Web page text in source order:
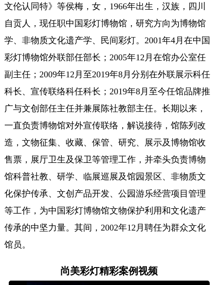
文伦认同特》等侯梅，女，1966年出生，汉族，四川
自贡人，现任职中国彩灯博物馆，研究方向为博物馆
学、非物质文化遗产学、民间彩灯。2001年4月在中国
彩灯博物馆外联部任部长；2005年12月在馆办公室任
副主任；2009年12月至2019年8月分别在外联展示科任
科长、宣传联络科任科长；2019年8月至今任馆品牌推
广与文创部任主任并兼展陈社教部主任。长期以来，
一直负责博物馆对外宣传联络，解说接待，馆陈列改
造，文物征集、收藏、保管、研究、展示及博物馆收
售票，展厅卫生及保卫等管理工作，并牵头负责博物
馆科普社教、研学、临展巡展及馆园景区、非物质文
化保护传承、文创产品开发、公园游乐经营项目管理
等工作，为中国彩灯博物馆文物保护利用和文化遗产
传承的中坚力量。其间，2002年12月聘任为群众文化
馆员。
尚美彩灯精彩案例视频